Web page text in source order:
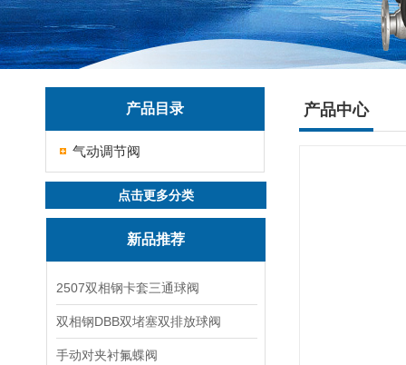
产品目录
气动调节阀
点击更多分类
新品推荐
2507双相钢卡套三通球阀
双相钢DBB双堵塞双排放球阀
手动对夹衬氟蝶阀
产品中心